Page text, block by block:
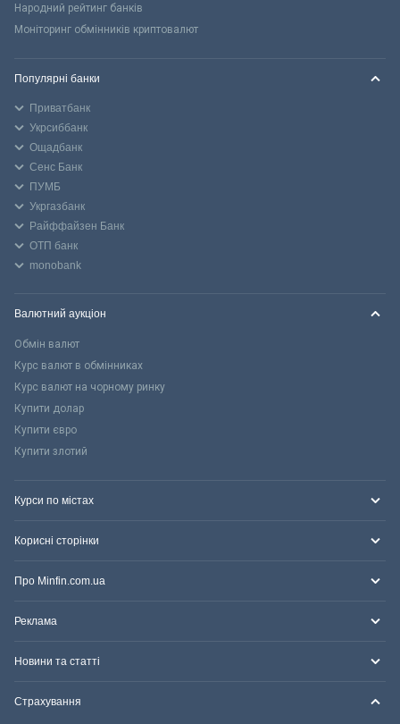
Народний рейтинг банків
Моніторинг обмінників криптовалют
Популярні банки
Приватбанк
Укрсиббанк
Ощадбанк
Сенс Банк
ПУМБ
Укргазбанк
Райффайзен Банк
ОТП банк
monobank
Валютний аукціон
Обмін валют
Курс валют в обмінниках
Курс валют на чорному ринку
Купити долар
Купити євро
Купити злотий
Курси по містах
Корисні сторінки
Про Minfin.com.ua
Реклама
Новини та статті
Страхування